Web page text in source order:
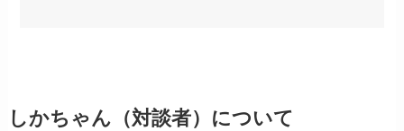
しかちゃん（対談者）について